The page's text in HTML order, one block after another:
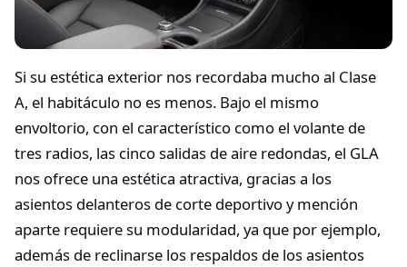
Si su estética exterior nos recordaba mucho al Clase
A, el habitáculo no es menos. Bajo el mismo
envoltorio, con el característico como el volante de
tres radios, las cinco salidas de aire redondas, el GLA
nos ofrece una estética atractiva, gracias a los
asientos delanteros de corte deportivo y mención
aparte requiere su modularidad, ya que por ejemplo,
además de reclinarse los respaldos de los asientos